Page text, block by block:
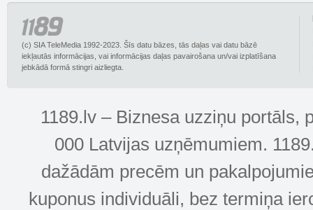
(c) SIA TeleMedia 1992-2023. Šīs datu bāzes, tās daļas vai datu bāzē
iekļautās informācijas, vai informācijas daļas pavairošana un/vai izplatīšana
jebkādā formā stingri aizliegta.
1189.lv – Biznesa uzziņu portāls,
000 Latvijas uzņēmumiem.
dažādām precēm un
kuponus individuāli, bez termiņa